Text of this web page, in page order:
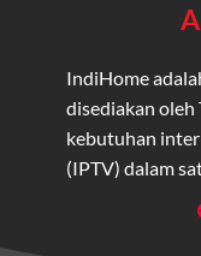
IndiHome
disediakan oleh
kebutuhan
(IPTV) dalam
Layanan Wifi